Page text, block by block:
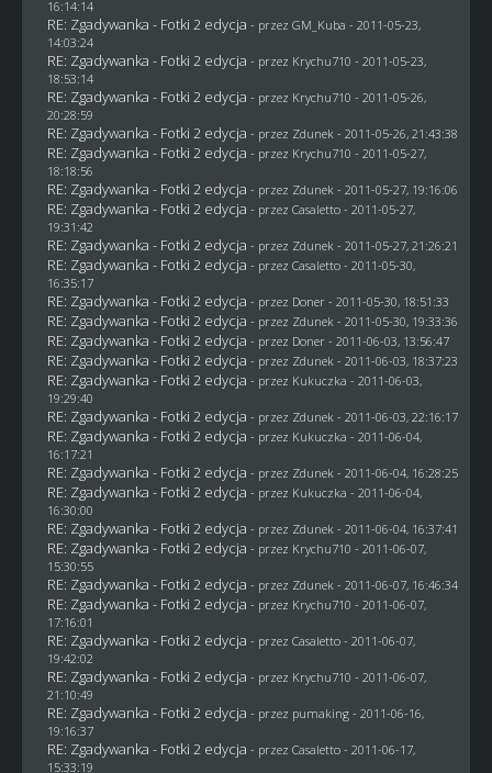
16:14:14
RE: Zgadywanka - Fotki 2 edycja - przez GM_Kuba - 2011-05-23,
14:03:24
RE: Zgadywanka - Fotki 2 edycja - przez Krychu710 - 2011-05-23,
18:53:14
RE: Zgadywanka - Fotki 2 edycja - przez Krychu710 - 2011-05-26,
20:28:59
RE: Zgadywanka - Fotki 2 edycja - przez Zdunek - 2011-05-26, 21:43:38
RE: Zgadywanka - Fotki 2 edycja - przez Krychu710 - 2011-05-27,
18:18:56
RE: Zgadywanka - Fotki 2 edycja - przez Zdunek - 2011-05-27, 19:16:06
RE: Zgadywanka - Fotki 2 edycja - przez Casaletto- 2011-05-27,
19:31:42
RE: Zgadywanka - Fotki 2 edycja - przez Zdunek - 2011-05-27, 21:26:21
RE: Zgadywanka - Fotki 2 edycja - przez Casaletto- 2011-05-30,
16:35:17
RE: Zgadywanka - Fotki 2 edycja - przez Doner- 2011-05-30, 18:51:33
RE: Zgadywanka - Fotki 2 edycja - przez Zdunek - 2011-05-30, 19:33:36
RE: Zgadywanka - Fotki 2 edycja - przez Doner- 2011-06-03, 13:56:47
RE: Zgadywanka - Fotki 2 edycja - przez Zdunek - 2011-06-03, 18:37:23
RE: Zgadywanka - Fotki 2 edycja - przez Kukuczka - 2011-06-03,
19:29:40
RE: Zgadywanka - Fotki 2 edycja - przez Zdunek - 2011-06-03, 22:16:17
RE: Zgadywanka - Fotki 2 edycja - przez Kukuczka - 2011-06-04,
16:17:21
RE: Zgadywanka - Fotki 2 edycja - przez Zdunek - 2011-06-04, 16:28:25
RE: Zgadywanka - Fotki 2 edycja - przez Kukuczka - 2011-06-04,
16:30:00
RE: Zgadywanka - Fotki 2 edycja - przez Zdunek - 2011-06-04, 16:37:41
RE: Zgadywanka - Fotki 2 edycja - przez Krychu710 - 2011-06-07,
15:30:55
RE: Zgadywanka - Fotki 2 edycja - przez Zdunek - 2011-06-07, 16:46:34
RE: Zgadywanka - Fotki 2 edycja - przez Krychu710 - 2011-06-07,
17:16:01
RE: Zgadywanka - Fotki 2 edycja - przez Casaletto- 2011-06-07,
19:42:02
RE: Zgadywanka - Fotki 2 edycja - przez Krychu710 - 2011-06-07,
21:10:49
RE: Zgadywanka - Fotki 2 edycja - przez pumaking- 2011-06-16,
19:16:37
RE: Zgadywanka - Fotki 2 edycja - przez Casaletto- 2011-06-17,
15:33:19